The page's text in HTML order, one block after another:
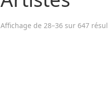
Affichage de 28–36 sur 647